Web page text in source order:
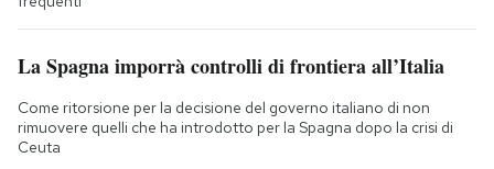
La Spagna imporrà controlli di frontiera all’Italia
Come ritorsione per la decisione del governo italiano di non
rimuovere quelli che ha introdotto per la Spagna dopo la crisi di
Ceuta